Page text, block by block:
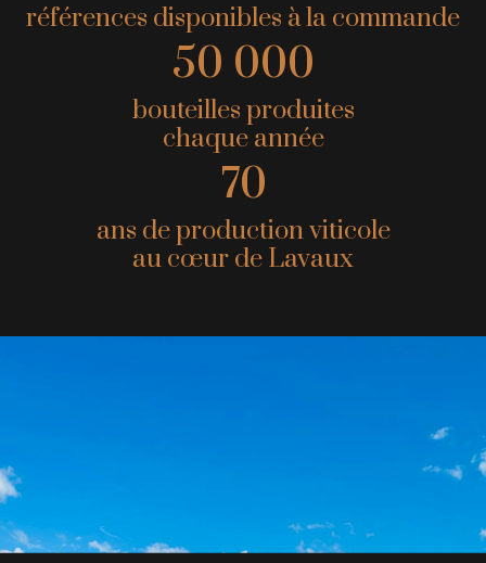
références disponibles à la commande
50 000
bouteilles produites
chaque année
70
ans de production viticole
au cœur de Lavaux